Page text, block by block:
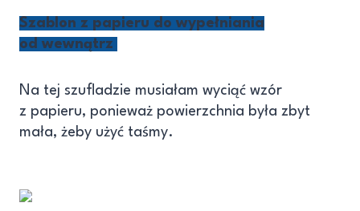
Szablon z papieru do wypełniania
od wewnątrz
Na tej szufladzie musiałam wyciąć wzór
z papieru, ponieważ powierzchnia była zbyt
mała, żeby użyć taśmy.